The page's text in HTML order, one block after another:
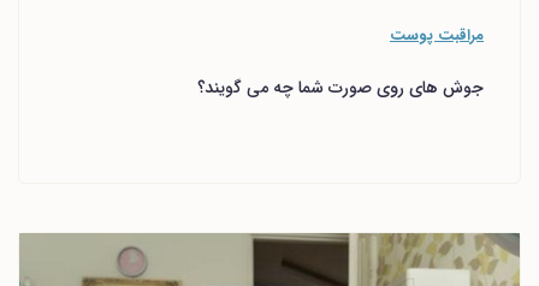
مراقبت پوست
جوش های روی صورت شما چه می گویند؟